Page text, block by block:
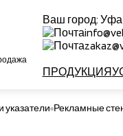
Ваш город: Уфа
ПРОДУКЦИЯ
указатели Рекламные